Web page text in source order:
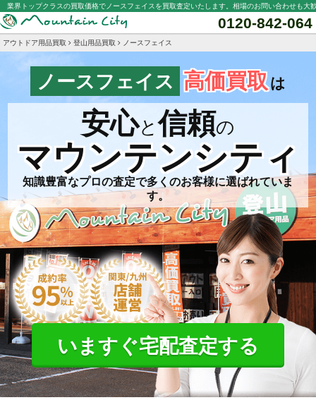
業界トップクラスの買取価格でノースフェイスを買取査定いたします。相場のお問い合わせも大
0120-842-064
アウトドア用品買取 登山用品買取 ノースフェイス
ノースフェイス 高価買取は
安心と信頼の
マウンテンシティ
知識豊富なプロの査定で多くのお客様に選ばれていま
す。
いますぐ宅配査定する